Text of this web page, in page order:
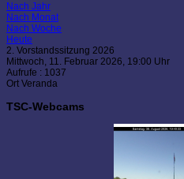
Nach Jahr
Nach Monat
Nach Woche
Heute
2. Vorstandssitzung 2026
Mittwoch, 11. Februar 2026, 19:00 Uhr
Aufrufe : 1037
Ort Veranda
TSC-Webcams